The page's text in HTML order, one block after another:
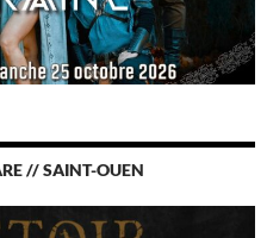
// SAINT-OUEN